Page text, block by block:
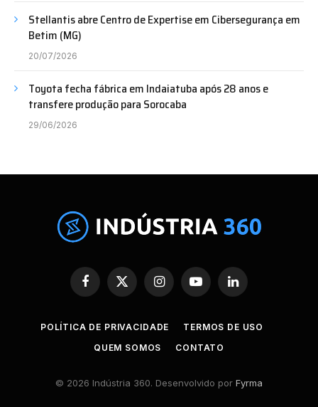
Stellantis abre Centro de Expertise em Cibersegurança em
Betim (MG)
20/07/2026
Toyota fecha fábrica em Indaiatuba após 28 anos e
transfere produção para Sorocaba
29/06/2026
Facebook
X
(Twitter)
InstagramYouTubeLinkedIn
POLÍTICA DE PRIVACIDADE
TERMOS DE USO
QUEM SOMOS
CONTATO
© 2026 Indústria 360. Desenvolvido por Fyrma